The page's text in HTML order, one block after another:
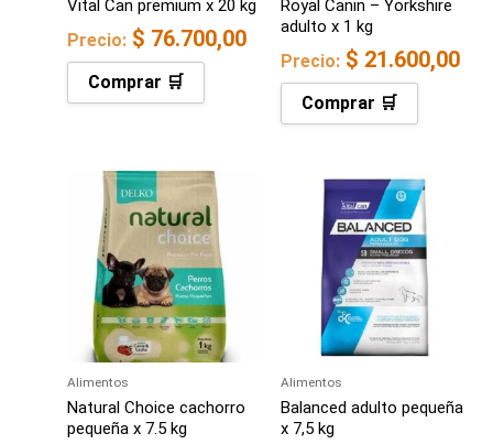
Vital Can premium x 20 kg
Precio: $ 76.700,00
Comprar 🛒
Royal Canin – Yorkshire
adulto x 1 kg
Precio: $ 21.600,00
Comprar 🛒
Alimentos
Natural Choice cachorro
pequeña x 7.5 kg
Alimentos
Balanced adulto pequeña
x 7,5 kg